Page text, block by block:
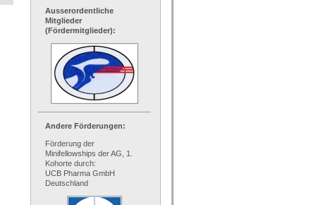
Ausserordentliche
Mitglieder
(Fördermitglieder):
Andere Förderungen:
Förderung der
Minifellowships der AG, 1.
Kohorte durch:
UCB Pharma GmbH
Deutschland